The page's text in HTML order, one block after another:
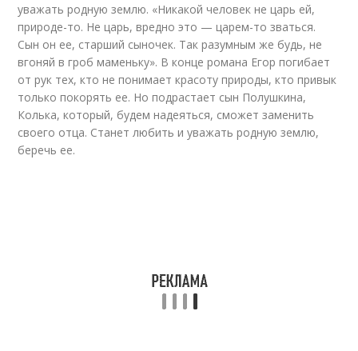
уважать родную землю. «Никакой человек не царь ей,
природе-то. Не царь, вредно это — царем-то зваться.
Сын он ее, старший сыночек. Так разумным же будь, не
вгоняй в гроб маменьку». В конце романа Егор погибает
от рук тех, кто не понимает красоту природы, кто привык
только покорять ее. Но подрастает сын Полушкина,
Колька, который, будем надеяться, сможет заменить
своего отца. Станет любить и уважать родную землю,
беречь ее.